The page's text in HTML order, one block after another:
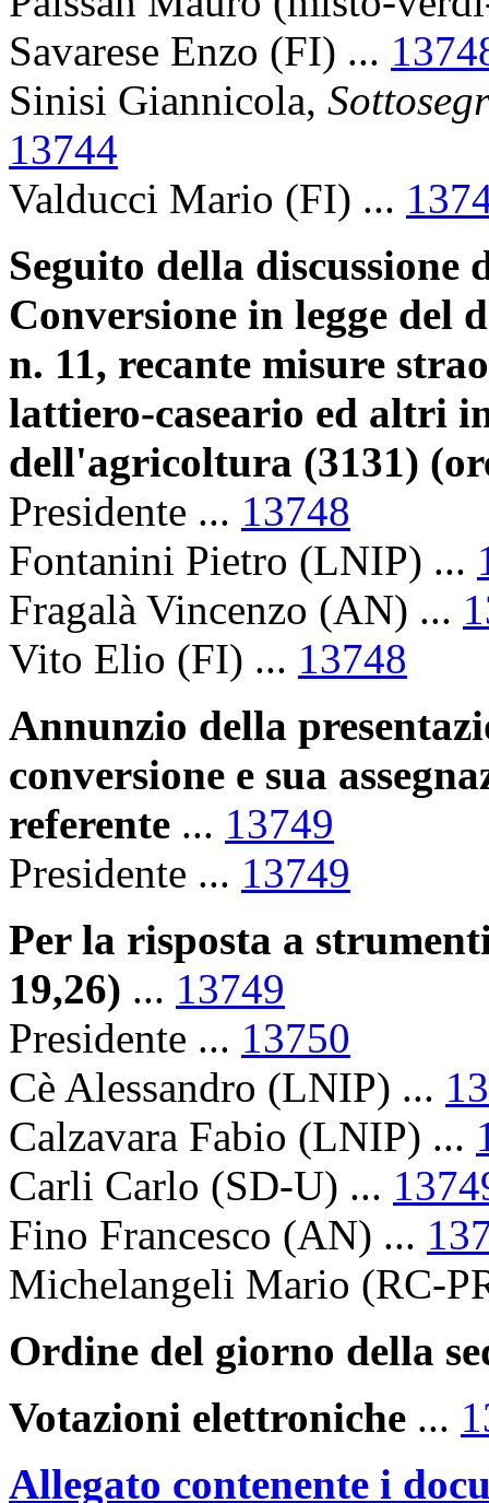
Savarese Enzo (FI) ...
Sinisi Giannicola,
13744
Valducci Mario (FI) ...
Seguito della discussione
Conversione in legge del
n. 11, recante misure
lattiero-caseario ed altri
dell'agricoltura (3131)
Presidente ... 13748
Fontanini Pietro (LNIP) ...
Fragalà Vincenzo (AN) ...
Vito Elio (FI) ... 13748
Annunzio della
conversione e sua
referente ... 13749
Presidente ... 13749
Per la risposta a
19,26) ... 13749
Presidente ... 13750
Cè Alessandro (LNIP) ...
Calzavara Fabio (LNIP) ...
Carli Carlo (SD-U) ...
Fino Francesco (AN) ...
Michelangeli Mario (RC-
Ordine del giorno della
Votazioni elettroniche ...
Allegato contenente i